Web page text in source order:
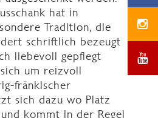
hat in
Tradition, die
schriftlich bezeugt
liebevoll gepflegt
um reizvoll
fränkischer
sich dazu wo Platz
kommt in der Regel